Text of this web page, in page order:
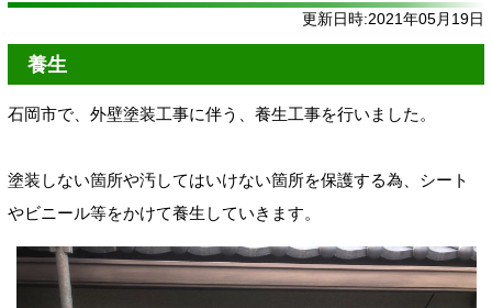
更新日時:2021年05月19日
養生
石岡市で、外壁塗装工事に伴う、養生工事を行いました。
塗装しない箇所や汚してはいけない箇所を保護する為、シート
やビニール等をかけて養生していきます。